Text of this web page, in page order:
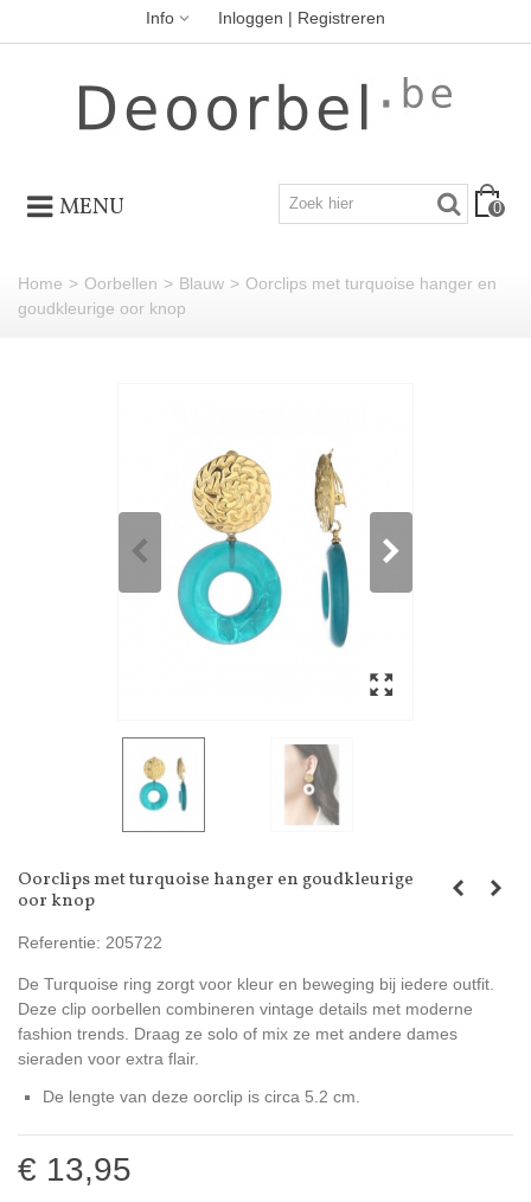
Info Inloggen | Registreren
MENU 0
Home > Oorbellen > Blauw > Oorclips met turquoise hanger en
goudkleurige oor knop
Oorclips met turquoise hanger en goudkleurige
oor knop
Referentie: 205722
De Turquoise ring zorgt voor kleur en beweging bij iedere outfit.
Deze clip oorbellen combineren vintage details met moderne
fashion trends. Draag ze solo of mix ze met andere dames
sieraden voor extra flair.
De lengte van deze oorclip is circa 5.2 cm.
€ 13,95